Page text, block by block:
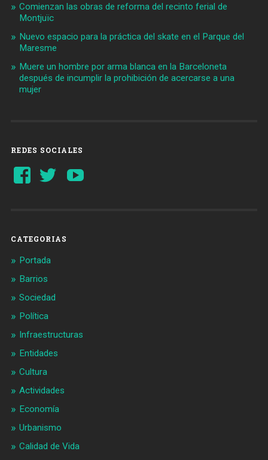
Comienzan las obras de reforma del recinto ferial de
Montjuïc
Nuevo espacio para la práctica del skate en el Parque del
Maresme
Muere un hombre por arma blanca en la Barceloneta
después de incumplir la prohibición de acercarse a una
mujer
REDES SOCIALES
Ver
perfil
Ver
perfil
CATEGORIAS
Portada
Barrios
Sociedad
Política
Infraestructuras
Entidades
Cultura
Actividades
Economía
Urbanismo
Calidad de Vida